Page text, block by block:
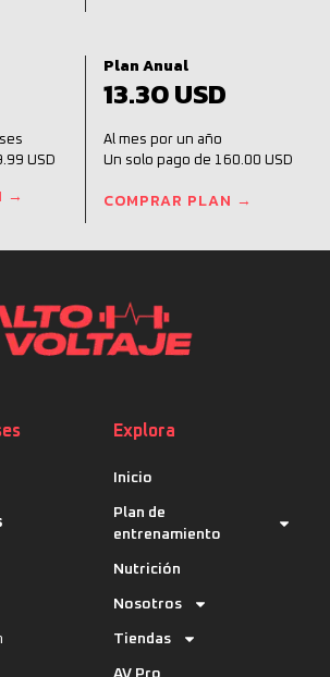
USD
→
Plan Anual
13.30 USD
Al mes por un año
Un solo pago de 160.00 USD
COMPRAR PLAN →
Explora
Inicio
Plan de
entrenamiento
Nutrición
Nosotros
Tiendas